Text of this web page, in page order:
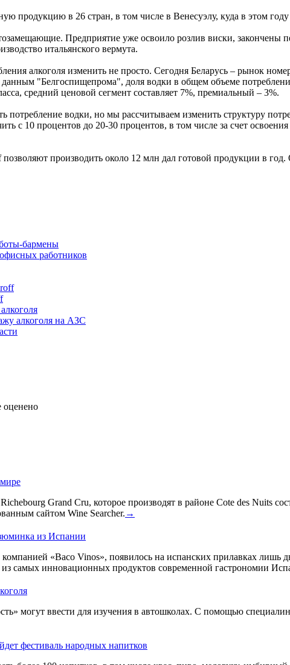
продукцию в 26 стран, в том числе в Венесуэлу, куда в этом
Предприятие уже освоило розлив виски, закончены
итальянского вермута.
алкоголя изменить не просто. Сегодня Беларусь – рынок
"Белгоспищепрома", доля водки в общем объеме
средний ценовой сегмент составляет 7%, премиальный – 3%.
потребление водки, но мы рассчитываем изменить структуру
с 10 процентов до 20-30 процентов, в том числе за счет
производить около 12 млн дал готовой продукции в
бармены
работников
алкоголя на АЗС
оценено
Grand Cru, которое производят в районе Cote des Nuits
сайтом Wine Searcher. →
из Испании
«Baco Vinos», появилось на испанских прилавках лишь
самых инновационных продуктов современной гастрономии
могут ввести для изучения в автошколах. С помощью
фестиваль народных напитков